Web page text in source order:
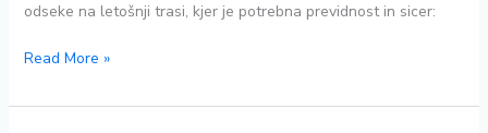
odseke na letošnji trasi, kjer je potrebna previdnost in sicer:
PREVIDNOST
ODSEKIH
Read More »